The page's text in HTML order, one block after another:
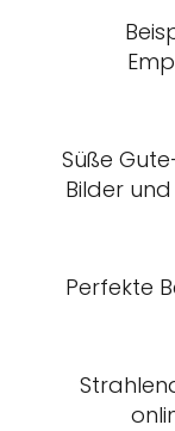
Süße
Bilder
Perfekte